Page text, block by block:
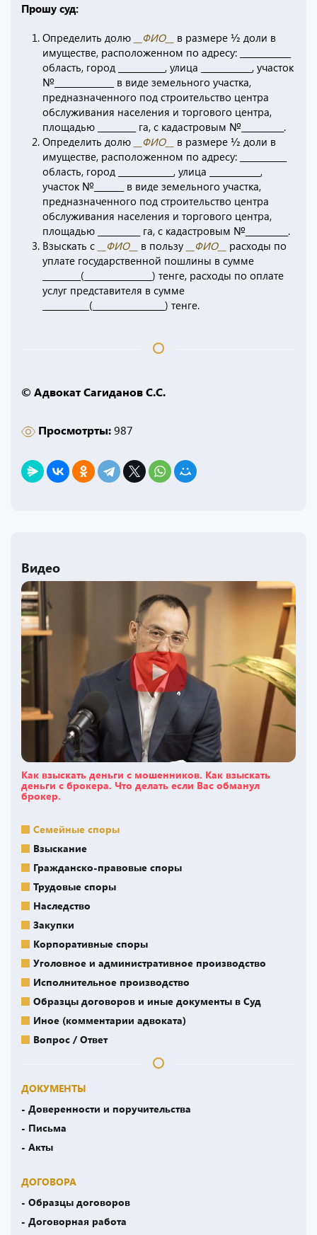
Прошу суд:
Определить долю __ФИО__ в размере ½ доли в
имуществе, расположенном по адресу: ____________
область, город ___________, улица ____________, участок
№______________ в виде земельного участка,
предназначенного под строительство центра
обслуживания населения и торгового центра,
площадью _________ га, с кадастровым №__________.
Определить долю
__ФИО__ в размере ½ доли в
имуществе, расположенном по адресу: ___________
область, город _____________, улица ____________,
участок №_______ в виде земельного участка,
предназначенного под строительство центра
обслуживания населения и торгового центра,
площадью __________ га, с кадастровым №__________.
Взыскать с
__ФИО__ в пользу __ФИО__ расходы по
уплате государственной пошлины в сумме
_________(________________) тенге, расходы по оплате
услуг представителя в сумме
___________(_________________) тенге.
© Адвокат Сагиданов С.С.
Просмотрты:987
Видео
Как взыскать деньги с мошенников. Как взыскать
деньги с брокера. Что делать если Вас обманул
брокер.
Семейные споры
Взыскание
Гражданско-правовые споры
Трудовые споры
Наследство
Закупки
Корпоративные споры
Уголовное и административное производство
Исполнительное производство
Образцы договоров и иные документы в Суд
Иное (комментарии адвоката)
Вопрос / Ответ
ДОКУМЕНТЫ
- Доверенности и поручительства
- Письма
- Акты
ДОГОВОРА
- Образцы договоров
- Договорная работа